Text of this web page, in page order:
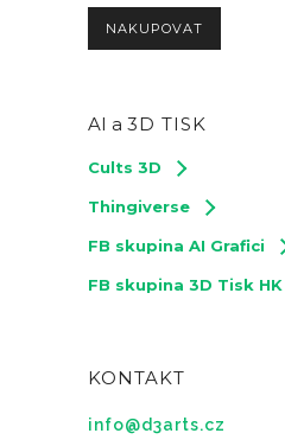
NAKUPOVAT
AI a 3D TISK
Cults 3D
Thingiverse
FB skupina AI Grafici
FB skupina 3D Tisk HK
KONTAKT
info@d3arts.cz